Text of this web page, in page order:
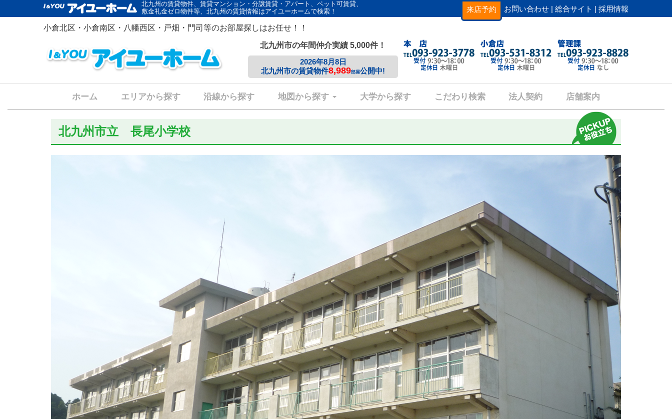
北九州の賃貸物件、賃貸マンション・分譲賃貸・アパート、ペット可賃貸、
敷金礼金ゼロ物件等、北九州の賃貸情報はアイユーホームで検索！
来店予約 お問い合わせ | 総合サイト | 採用情報
小倉北区・小倉南区・八幡西区・戸畑・門司等のお部屋探しはお任せ！！
北九州市の年間仲介実績 5,000件！
2026年8月8日
北九州市の賃貸物件8,989部屋公開中!
ホーム エリアから探す 沿線から探す 地図から探す 大学から探す こだわり検索 法人契約 店舗案内
北九州市立 長尾小学校